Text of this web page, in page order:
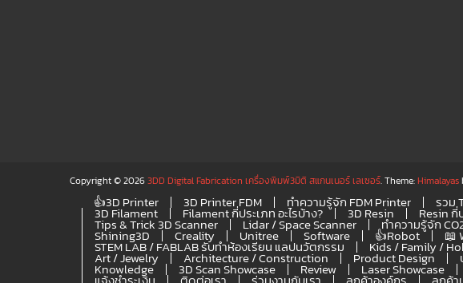
Copyright © 20263DD Digital Fabrication เครื่องพิมพ์3มิติ สแกนเนอร์ เลเซอร์. Theme:Himalayas
👍3D Printer 3D Printer FDM ทำความรู้จัก FDM Printer รวม
3D Filament Filament กี่ประเภท อะไรบ้าง? 3D Resin Resin กี่
Tips & Trick 3D Scanner Lidar / Space Scanner ทำความรู้จัก
Shining3D Creality Unitree Software 👍Robot 📖
STEM LAB / FABLAB รับทำห้องเรียน แลปนวัตกรรม Kids / Family /
Art / Jewelry Architecture / Construction Product Design
Knowledge 3D Scan Showcase Review Laser Showcase